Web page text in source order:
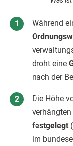
Während
droht eine
nach der
Die Höhe
verhängten
festgelegt
im